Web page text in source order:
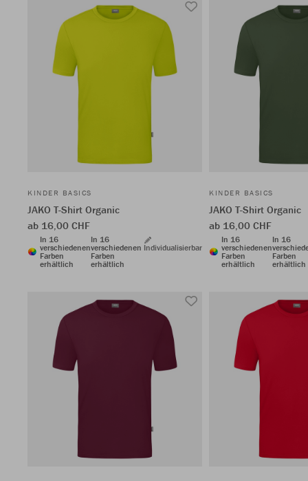
KINDER BASICS
JAKO T-Shirt Organic
ab 16,00 CHF
In 16
verschiedenen
Farben
erhältlich
In 16
verschiedenen
Farben
erhältlich
Individualisierbar
KINDER BASICS
JAKO T-Shirt Organic
ab 16,00 CHF
In 16
verschiedenen
Farben
erhältlich
In 16
Farben
erhältlich